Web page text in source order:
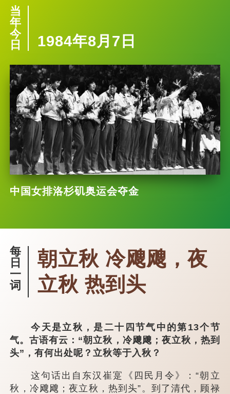
当
年
今
日
1984年8月7日
中国女排洛杉矶奥运会夺金
每
日
一
词
朝立秋 冷飕飕，夜
立秋 热到头
今天是立秋，是二十四节气中的第13个节
气。古语有云：“朝立秋，冷飕飕；夜立秋，热到
头”，有何出处呢？立秋等于入秋？
这句话出自东汉崔寔《四民月令》：“朝立
秋，冷飕飕；夜立秋，热到头”。到了清代，顾禄